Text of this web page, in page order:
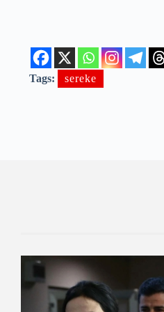
Tags: sereke